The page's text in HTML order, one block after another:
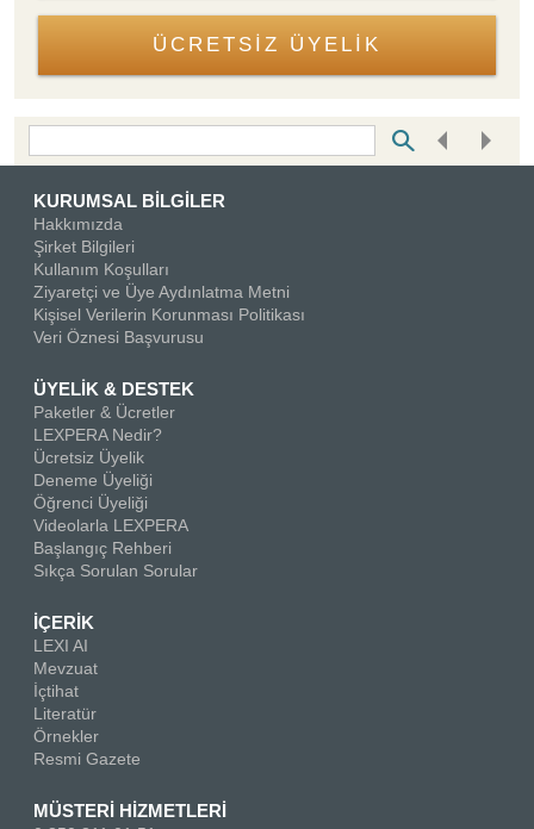
ÜCRETSİZ ÜYELİK
KURUMSAL BİLGİLER
Hakkımızda
Şirket Bilgileri
Kullanım Koşulları
Ziyaretçi ve Üye Aydınlatma Metni
Kişisel Verilerin Korunması Politikası
Veri Öznesi Başvurusu
ÜYELİK & DESTEK
Paketler & Ücretler
LEXPERA Nedir?
Ücretsiz Üyelik
Deneme Üyeliği
Öğrenci Üyeliği
Videolarla LEXPERA
Başlangıç Rehberi
Sıkça Sorulan Sorular
İÇERİK
LEXI AI
Mevzuat
İçtihat
Literatür
Örnekler
Resmi Gazete
MÜSTERİ HİZMETLERİ